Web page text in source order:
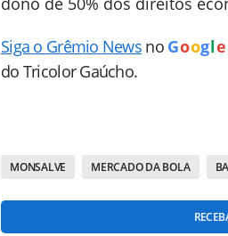
Siga o Grêmio News no Goog le
do Tricolor Gaúcho.
MONSALVE MERCADO DA BOLA